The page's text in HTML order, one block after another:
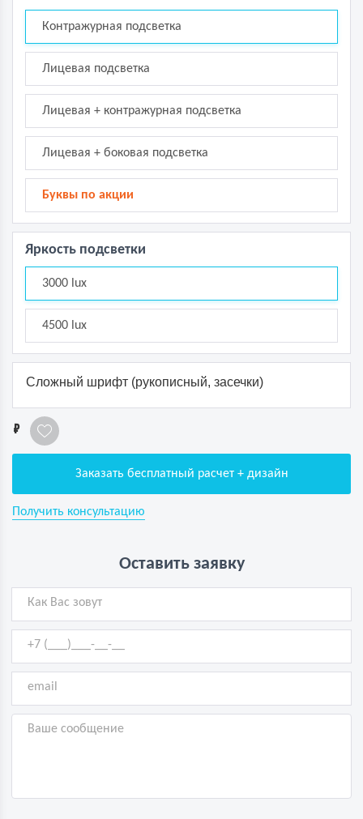
Контражурная подсветка
Лицевая подсветка
Лицевая + контражурная подсветка
Лицевая + боковая подсветка
Буквы по акции
Яркость подсветки
3000 lux
4500 lux
Сложный шрифт (рукописный, засечки)
1
Заказать бесплатный расчет + дизайн
Получить консультацию
Оставить заявку